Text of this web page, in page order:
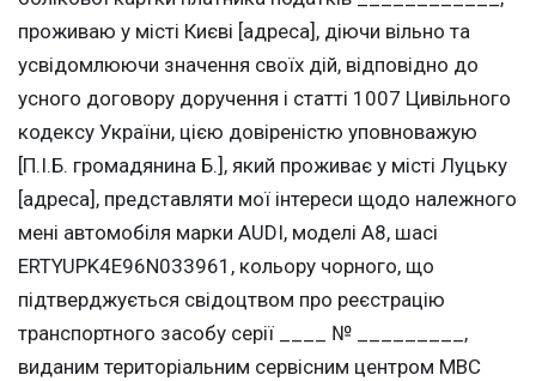
проживаю у місті Києві [адреса], діючи вільно та
усвідомлюючи значення своїх дій, відповідно до
усного договору доручення і статті 1007 Цивільного
кодексу України, цією довіреністю уповноважую
[П.І.Б. громадянина Б.], який проживає у місті Луцьку
[адреса], представляти мої інтереси щодо належного
мені автомобіля марки AUDI, моделі A8, шасі
ERTYUPK4E96N033961, кольору чорного, що
підтверджується свідоцтвом про реєстрацію
транспортного засобу серії ____ № _________,
виданим територіальним сервісним центром МВС